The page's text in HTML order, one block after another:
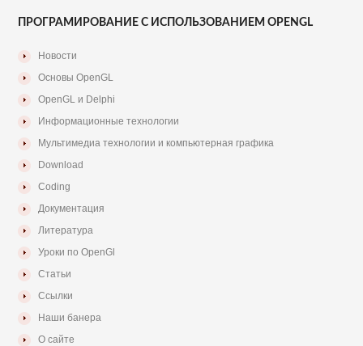
ПРОГРАМИРОВАНИЕ С ИСПОЛЬЗОВАНИЕМ OPENGL
Новости
Основы OpenGL
OpenGL и Delphi
Информационные технологии
Мультимедиа технологии и компьютерная графика
Download
Coding
Документация
Литература
Уроки по OpenGl
Статьи
Ссылки
Наши банера
О сайте